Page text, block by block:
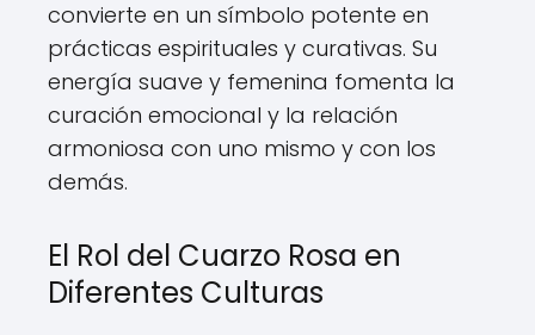
convierte en un símbolo potente en
prácticas espirituales y curativas. Su
energía suave y femenina fomenta la
curación emocional y la relación
armoniosa con uno mismo y con los
demás.
El Rol del Cuarzo Rosa en
Diferentes Culturas